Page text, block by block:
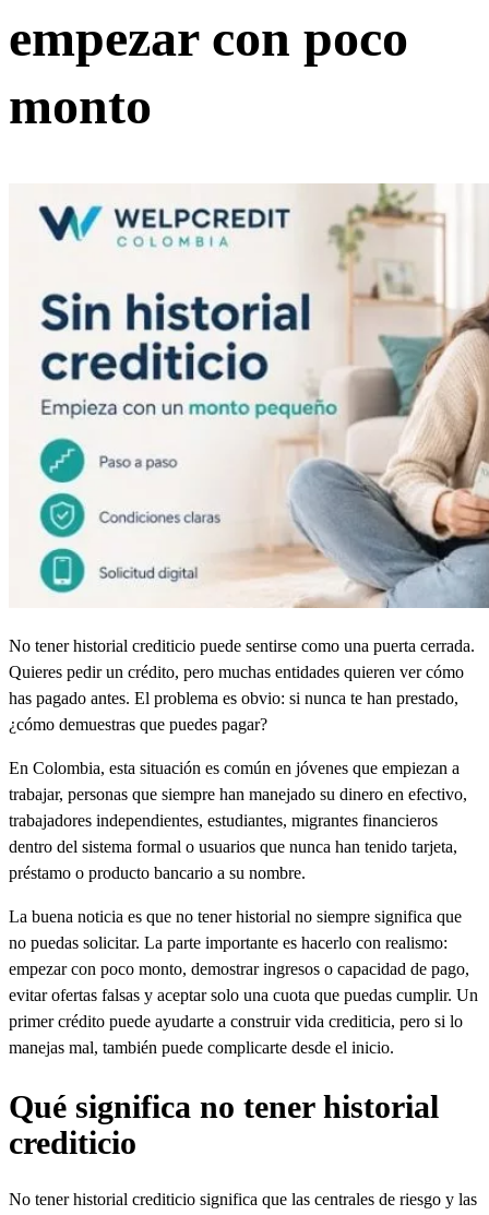
empezar con poco
monto
No tener historial crediticio puede sentirse como una puerta cerrada.
Quieres pedir un crédito, pero muchas entidades quieren ver cómo
has pagado antes. El problema es obvio: si nunca te han prestado,
¿cómo demuestras que puedes pagar?
En Colombia, esta situación es común en jóvenes que empiezan a
trabajar, personas que siempre han manejado su dinero en efectivo,
trabajadores independientes, estudiantes, migrantes financieros
dentro del sistema formal o usuarios que nunca han tenido tarjeta,
préstamo o producto bancario a su nombre.
La buena noticia es que no tener historial no siempre significa que
no puedas solicitar. La parte importante es hacerlo con realismo:
empezar con poco monto, demostrar ingresos o capacidad de pago,
evitar ofertas falsas y aceptar solo una cuota que puedas cumplir. Un
primer crédito puede ayudarte a construir vida crediticia, pero si lo
manejas mal, también puede complicarte desde el inicio.
Qué significa no tener historial
crediticio
No tener historial crediticio significa que las centrales de riesgo y las